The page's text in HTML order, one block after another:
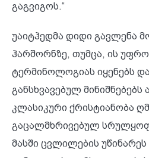
გაგვიგოს.“
უაიტჰედმა დიდი გავლენა
ჰარშორნზე, თუმცა, ის
ტერმინოლოგიას იყენებს
განსხვავებულ მინიშნებებს
კლასიკური ქრისტიანობა
გაცალმხრივებულ
მასში ცვლილების უწინარეს